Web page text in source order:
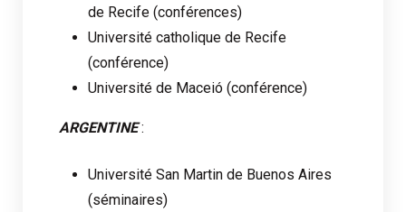
de Recife (conférences)
Université catholique de Recife
(conférence)
Université de Maceió (conférence)
ARGENTINE:
Université San Martin de Buenos Aires
(séminaires)